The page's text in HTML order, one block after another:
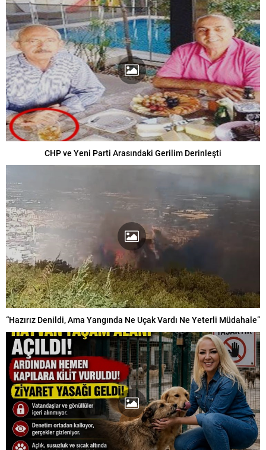
CHP ve Yeni Parti Arasındaki Gerilim Derinleşti
“Hazırız Denildi, Ama Yangında Ne Uçak Vardı Ne Yeterli Müdahale”